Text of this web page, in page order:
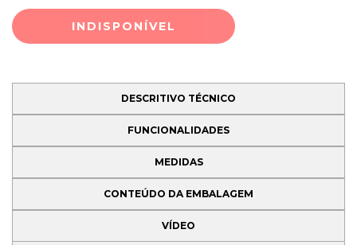
DESCRITIVO TÉCNICO
FUNCIONALIDADES
MEDIDAS
CONTEÚDO DA EMBALAGEM
VÍDEO